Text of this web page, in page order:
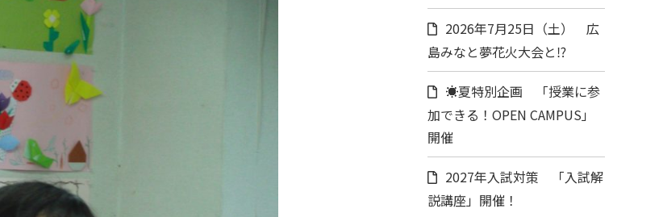
2026年7月25日（土） 広
島みなと夢花火大会と⁉
☀️夏特別企画 「授業に参
加できる！OPEN CAMPUS」
開催
2027年入試対策 「入試解
説講座」開催！